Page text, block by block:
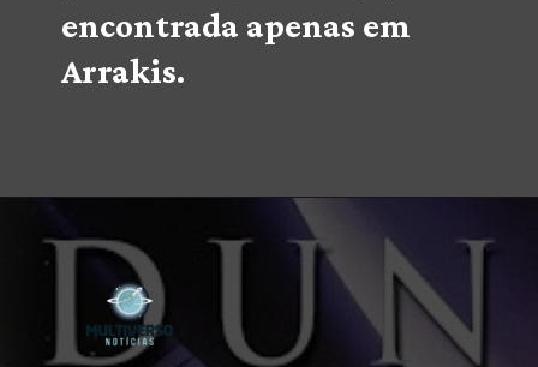
encontrada apenas em
Arrakis.